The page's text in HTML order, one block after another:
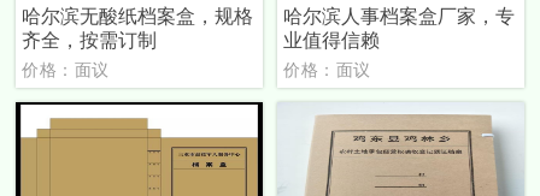
哈尔滨无酸纸档案盒，规格
齐全，按需订制
价格：面议
哈尔滨人事档案盒厂家，专
业值得信赖
价格：面议